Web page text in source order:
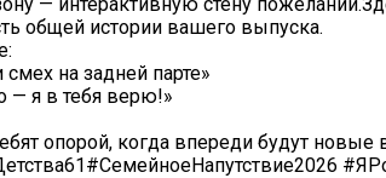
общей истории вашего выпуска.
на задней парте»
— я в тебя верю!»
опорой, когда впереди будут